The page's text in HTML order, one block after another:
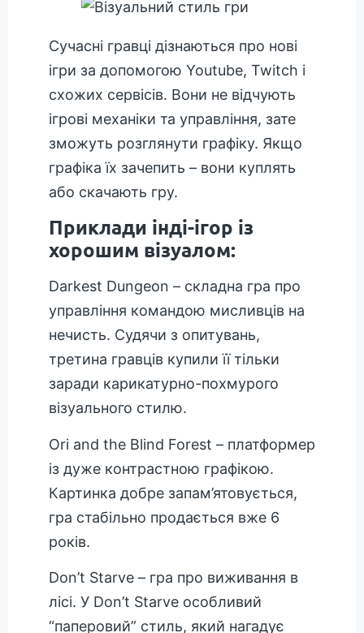
Сучасні гравці дізнаються про нові
ігри за допомогою Youtube, Twitch і
схожих сервісів. Вони не відчують
ігрові механіки та управління, зате
зможуть розглянути графіку. Якщо
графіка їх зачепить – вони куплять
або скачають гру.
Приклади інді-ігор із
хорошим візуалом:
Darkest Dungeon – складна гра про
управління командою мисливців на
нечисть. Судячи з опитувань,
третина гравців купили її тільки
заради карикатурно-похмурого
візуального стилю.
Ori and the Blind Forest – платформер
із дуже контрастною графікою.
Картинка добре запам’ятовується,
гра стабільно продається вже 6
років.
Don’t Starve – гра про виживання в
лісі. У Don’t Starve особливий
“паперовий” стиль, який нагадує